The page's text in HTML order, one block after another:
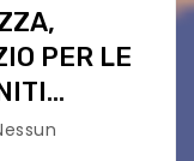
PER LE